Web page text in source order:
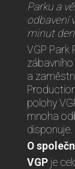
Parku a
odbavení
minut
VGP Park
a
polohy
mnoha
disponuje.
O
VGP je